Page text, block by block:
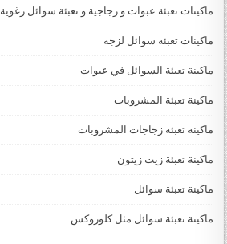
ماكينات تعبئة عبوات و زجاجية و تعبئة سوائل رغوية
ماكينات تعبئة سوائل لزجة
‏‏‏ماكينة تعبئة السوائل في عبوات
ماكينة تعبئة المشروبات
ماكينة تعبئة زجاجات المشروبات
ماكينة تعبئة زيت زيتون
ماكينة تعبئة سوائل
ماكينة تعبئة سوائل مثل كلوروكس